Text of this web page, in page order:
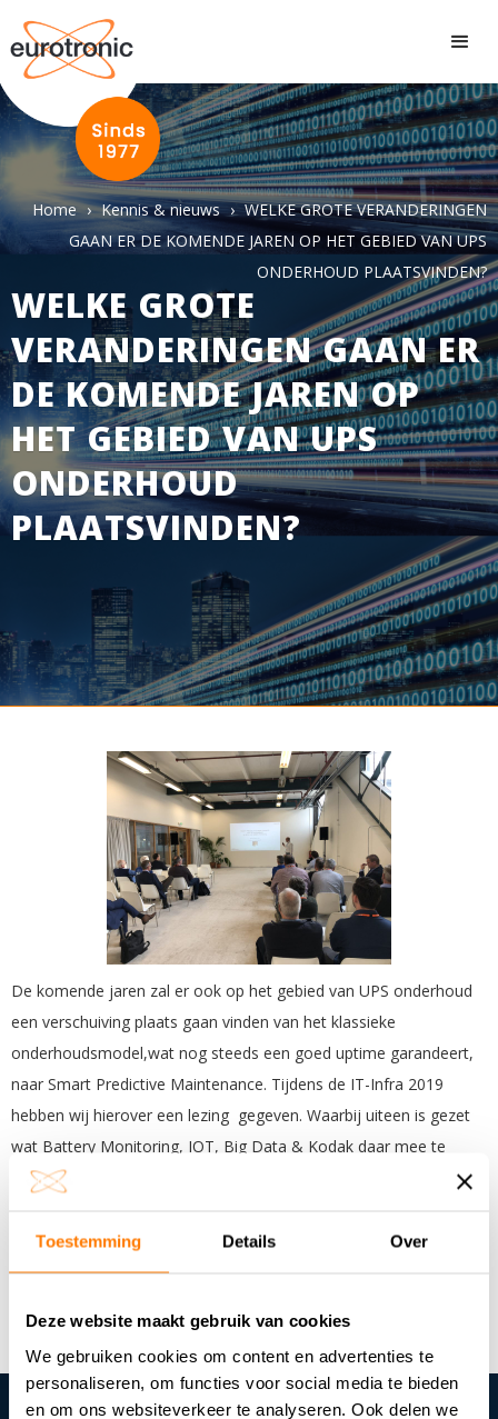
Toestemming Details Over
Deze website maakt gebruik van cookies
We gebruiken cookies om content en advertenties te
personaliseren, om functies voor social media te bieden
en om ons websiteverkeer te analyseren. Ook delen we
Home › Kennis & nieuws › WELKE GROTE VERANDERINGEN
GAAN ER DE KOMENDE JAREN OP HET GEBIED VAN UPS
ONDERHOUD PLAATSVINDEN?
WELKE GROTE
VERANDERINGEN GAAN ER
DE KOMENDE JAREN OP
HET GEBIED VAN UPS
ONDERHOUD
PLAATSVINDEN?
De komende jaren zal er ook op het gebied van UPS onderhoud
een verschuiving plaats gaan vinden van het klassieke
onderhoudsmodel,wat nog steeds een goed uptime garandeert,
naar Smart Predictive Maintenance. Tijdens de IT-Infra 2019
hebben wij hierover een lezing gegeven. Waarbij uiteen is gezet
wat Battery Monitoring, IOT, Big Data & Kodak daar mee te
maken hebben. En ook de wijze waarop data ons straks laat zien
operator kant van datacenter & netwerk inzichtelijk gemaakt. Wilt
u ook up to date blijven en hier meer over weten? Neem gerust